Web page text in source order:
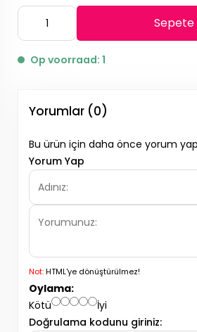
Sepete
Op voorraad: 1
Yorumlar (0)
Bu ürün için daha önce yorum
Yorum Yap
Not:HTML'ye dönüştürülmez!
Oylama:
Kötü
İyi
Doğrulama kodunu giriniz: